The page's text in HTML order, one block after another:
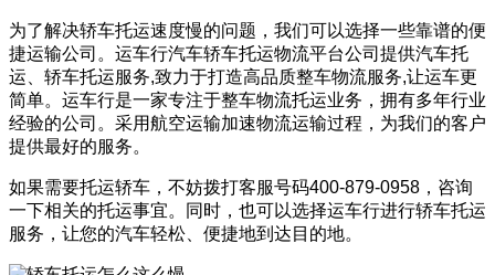
为了解决轿车托运速度慢的问题，我们可以选择一些靠谱的便
捷运输公司。运车行汽车轿车托运物流平台公司提供汽车托
运、轿车托运服务,致力于打造高品质整车物流服务,让运车更
简单。运车行是一家专注于整车物流托运业务，拥有多年行业
经验的公司。采用航空运输加速物流运输过程，为我们的客户
提供最好的服务。
如果需要托运轿车，不妨拨打客服号码400-879-0958，咨询
一下相关的托运事宜。同时，也可以选择运车行进行轿车托运
服务，让您的汽车轻松、便捷地到达目的地。